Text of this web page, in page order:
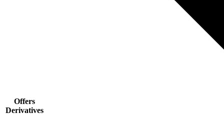
Offers
Derivatives